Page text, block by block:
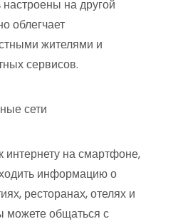
на другой
облегчает
жителями и
сервисов.
сети
интернету на смартфоне,
информацию о
ресторанах, отелях и
можете общаться с